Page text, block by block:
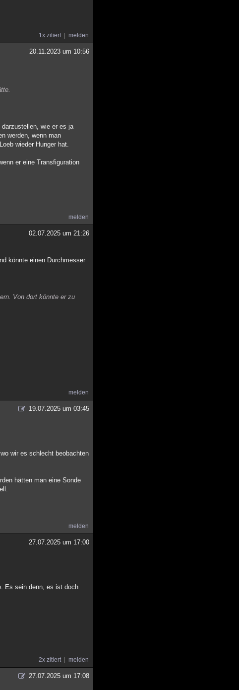
1x zitiert melden
20.11.2023 um 10:56
wie er es ja
werden, wenn man
wieder Hunger hat.
er eine Transfiguration
melden
02.07.2025 um 21:26
könnte einen Durchmesser
Von dort könnte er zu
melden
19.07.2025 um 03:45
wir es schlecht beobachten
hätten man eine Sonde
melden
27.07.2025 um 17:00
Es sein denn, es ist doch
2x zitiert melden
27.07.2025 um 17:08